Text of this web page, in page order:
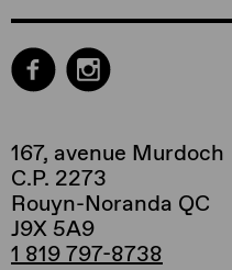
167, avenue Murdoch
C.P. 2273
Rouyn-Noranda QC
J9X 5A9
1 819 797-8738